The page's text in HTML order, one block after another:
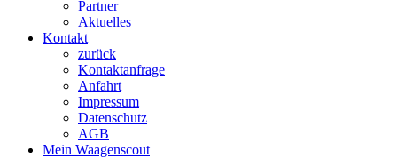
Partner
Aktuelles
Kontakt
zurück
Kontaktanfrage
Anfahrt
Impressum
Datenschutz
AGB
Mein Waagenscout